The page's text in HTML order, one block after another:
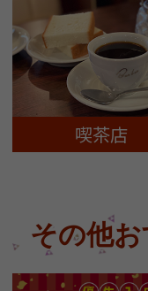
喫茶店
その他